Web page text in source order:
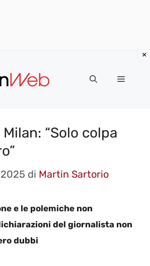
MENU
“Solo colpa
di Martin Sartorio
e le polemiche non
del giornalista non
dubbi